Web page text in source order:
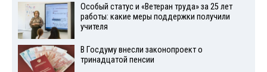
Особый статус и «Ветеран труда» за 25 лет
работы: какие меры поддержки получили
учителя
В Госдуму внесли законопроект о
тринадцатой пенсии